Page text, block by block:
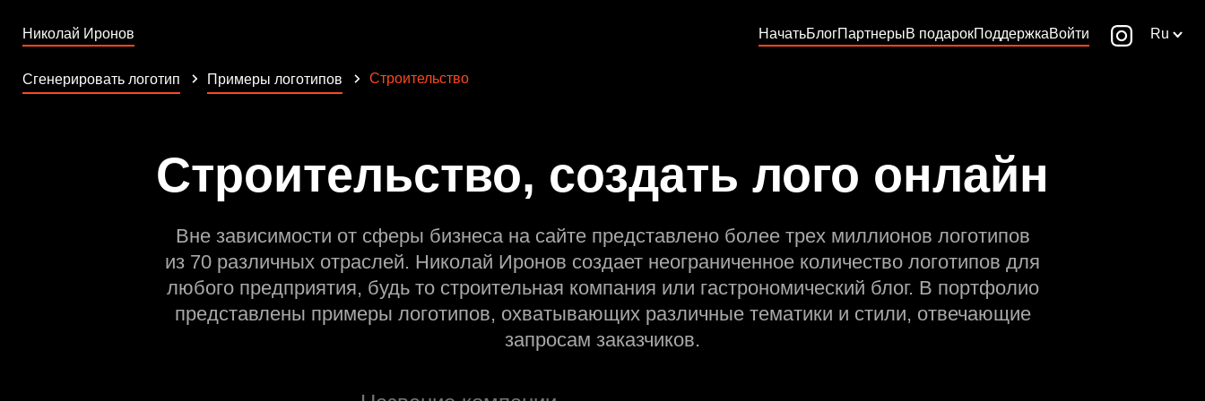
Николай Иронов НачатьБлогПартнерыВ подарокПоддержкаВойти Ru
Сгенерировать логотип Примеры логотипов Строительство
Строительство, создать лого онлайн
Вне зависимости от сферы бизнеса на сайте представлено более трех миллионов логотипов
из 70 различных отраслей. Николай Иронов создает неограниченное количество логотипов для
любого предприятия, будь то строительная компания или гастрономический блог. В портфолио
представлены примеры логотипов, охватывающих различные тематики и стили, отвечающие
запросам заказчиков.